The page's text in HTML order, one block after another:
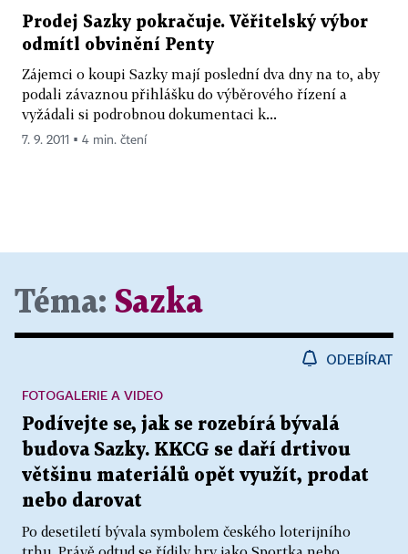
Prodej Sazky pokračuje. Věřitelský výbor
odmítl obvinění Penty
Zájemci o koupi Sazky mají poslední dva dny na to, aby
podali závaznou přihlášku do výběrového řízení a
vyžádali si podrobnou dokumentaci k...
7. 9. 2011 ▪ 4 min. čtení
Téma: Sazka
ODEBÍRAT
Podívejte se, jak se rozebírá bývalá
budova Sazky. KKCG se daří drtivou
většinu materiálů opět využít, prodat
nebo darovat
Po desetiletí bývala symbolem českého loterijního
FOTOGALERIE A VIDEO